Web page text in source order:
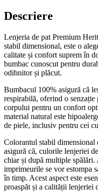
Descriere
Lenjeria de pat Premium
stabil dimensional, este o
calitate și confort suprem în
bumbac cunoscut pentru
odihnitor și plăcut.
Bumbacul 100% asigură că
respirabilă, oferind o senzație
corpului pentru un confort
material natural este
de piele, inclusiv pentru cei
Colorantul stabil dimensional
asigură că, culorile lenjeriei
chiar și după multiple
imprimeurile se vor estompa
în timp. Acest aspect este
proaspăt și a calității lenjeriei